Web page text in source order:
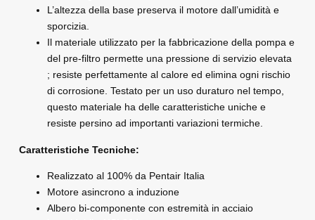
L’altezza della base preserva il motore dall’umidità e
sporcizia.
Il materiale utilizzato per la fabbricazione della pompa e
del pre-filtro permette una pressione di servizio elevata
; resiste perfettamente al calore ed elimina ogni rischio
di corrosione. Testato per un uso duraturo nel tempo,
questo materiale ha delle caratteristiche uniche e
resiste persino ad importanti variazioni termiche.
Caratteristiche Tecniche:
Realizzato al 100% da Pentair Italia
Motore asincrono a induzione
Albero bi-componente con estremità in acciaio